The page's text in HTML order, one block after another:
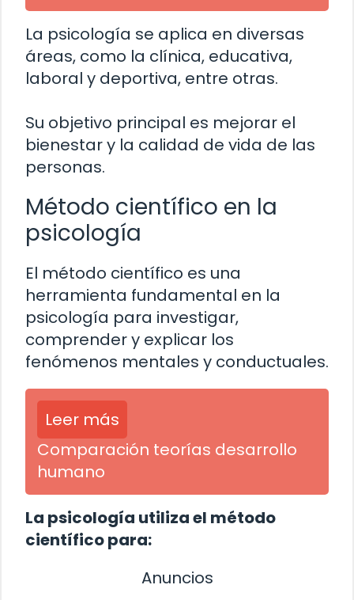
La psicología se aplica en diversas
áreas, como la clínica, educativa,
laboral y deportiva, entre otras.
Su objetivo principal es mejorar el
bienestar y la calidad de vida de las
personas.
Método científico en la
psicología
El método científico es una
herramienta fundamental en la
psicología para investigar,
comprender y explicar los
fenómenos mentales y conductuales.
Leer más
Comparación teorías desarrollo
humano
La psicología utiliza el método
científico para:
Anuncios